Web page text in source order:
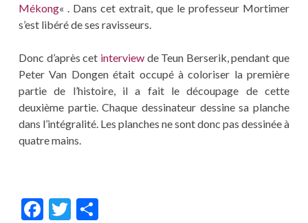
Mékong« . Dans cet extrait, que le professeur Mortimer
s’est libéré de ses ravisseurs.
Donc d’après cet interviewde Teun Berserik, pendant que
Peter Van Dongen était occupé à coloriser la première
partie de l’histoire, il a fait le découpage de cette
deuxième partie. Chaque dessinateur dessine sa planche
dans l’intégralité. Les planches ne sont donc pas dessinée à
quatre mains.
F T P